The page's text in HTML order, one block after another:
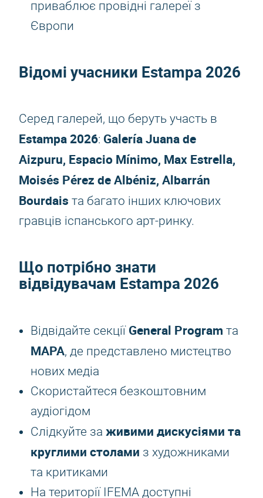
приваблює провідні галереї з
Європи
Відомі учасники Estampa 2026
Серед галерей, що беруть участь в
Estampa 2026: Galería Juana de
Aizpuru, Espacio Mínimo, Max Estrella,
Moisés Pérez de Albéniz, Albarrán
Bourdais та багато інших ключових
гравців іспанського арт-ринку.
Що потрібно знати
відвідувачам Estampa 2026
Відвідайте секції General Program та
MAPA, де представлено мистецтво
нових медіа
Скористайтеся безкоштовним
аудіогідом
Слідкуйте за живими дискусіями та
круглими столами з художниками
та критиками
На території IFEMA доступні